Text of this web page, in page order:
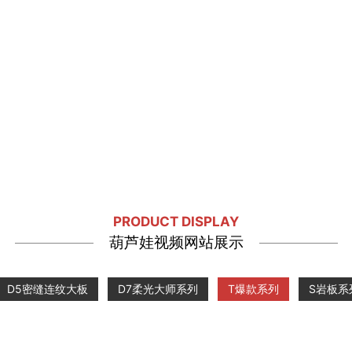
PRODUCT DISPLAY
葫芦娃视频网站展示
D5密缝连纹大板 D7柔光大师系列 T爆款系列 S岩板系